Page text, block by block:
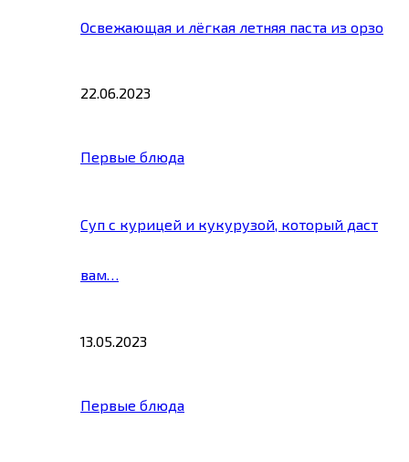
Освежающая и лёгкая летняя паста из орзо
22.06.2023
Первые блюда
Суп с курицей и кукурузой, который даст
вам…
13.05.2023
Первые блюда